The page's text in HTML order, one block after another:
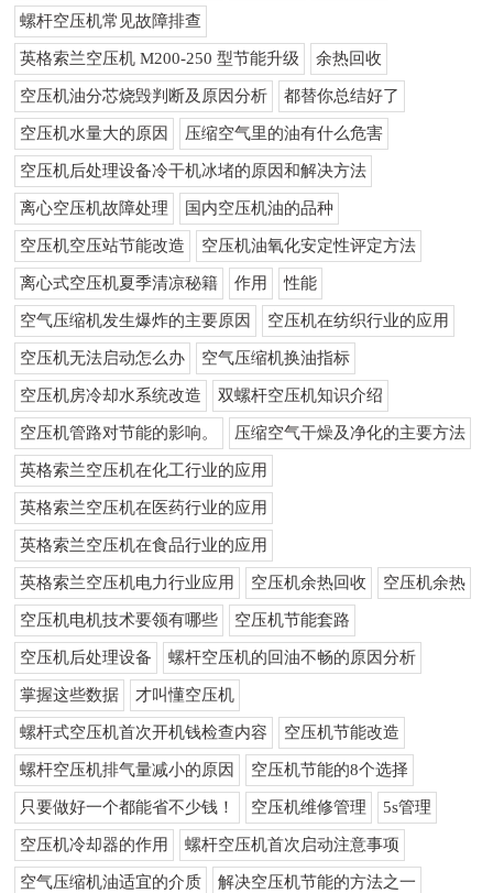
螺杆空压机常见故障排查
英格索兰空压机 M200-250 型节能升级 余热回收
空压机油分芯烧毁判断及原因分析 都替你总结好了
空压机水量大的原因 压缩空气里的油有什么危害
空压机后处理设备冷干机冰堵的原因和解决方法
离心空压机故障处理 国内空压机油的品种
空压机空压站节能改造 空压机油氧化安定性评定方法
离心式空压机夏季清凉秘籍 作用 性能
空气压缩机发生爆炸的主要原因 空压机在纺织行业的应用
空压机无法启动怎么办 空气压缩机换油指标
空压机房冷却水系统改造 双螺杆空压机知识介绍
空压机管路对节能的影响。 压缩空气干燥及净化的主要方法
英格索兰空压机在化工行业的应用
英格索兰空压机在医药行业的应用
英格索兰空压机在食品行业的应用
英格索兰空压机电力行业应用 空压机余热回收 空压机余热
空压机电机技术要领有哪些 空压机节能套路
空压机后处理设备 螺杆空压机的回油不畅的原因分析
掌握这些数据 才叫懂空压机
螺杆式空压机首次开机钱检查内容 空压机节能改造
螺杆空压机排气量减小的原因 空压机节能的8个选择
只要做好一个都能省不少钱！ 空压机维修管理 5s管理
空压机冷却器的作用 螺杆空压机首次启动注意事项
空气压缩机油适宜的介质 解决空压机节能的方法之一